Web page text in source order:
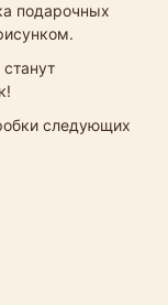
подарочных
следующих